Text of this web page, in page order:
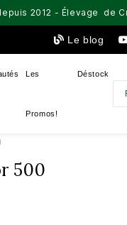
2012 - Élevage de
Le blog
Les
Promos!
Déstock
500